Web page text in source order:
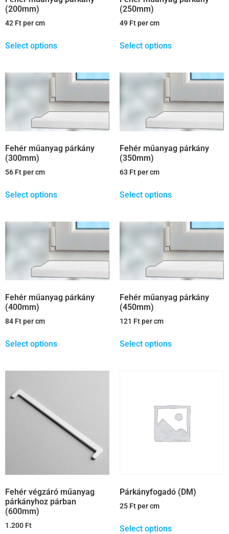
(200mm)
42 Ftper cm
Select options
(250mm)
49 Ftper cm
Select options
Fehér műanyag párkány
(300mm)
56 Ftper cm
Select options
Fehér műanyag párkány
(350mm)
63 Ftper cm
Select options
Fehér műanyag párkány
(400mm)
84 Ftper cm
Select options
Fehér műanyag párkány
(450mm)
121 Ftper cm
Select options
Fehér végzáró műanyag
párkányhoz párban
(600mm)
1.200 Ft
Párkányfogadó (DM)
25 Ftper cm
Select options